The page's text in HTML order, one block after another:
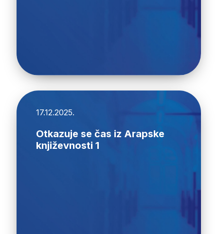
17.12.2025.
Otkazuje se čas iz Arapske
književnosti 1